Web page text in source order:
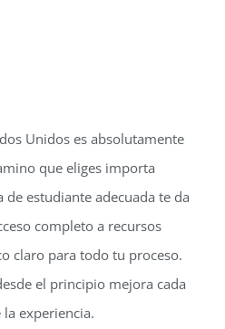
Unidos es absolutamente
que eliges importa
estudiante adecuada te da
completo a recursos
claro para todo tu proceso.
el principio mejora cada
la experiencia.